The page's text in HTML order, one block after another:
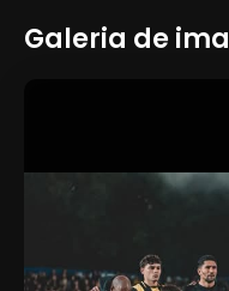
Galeria de